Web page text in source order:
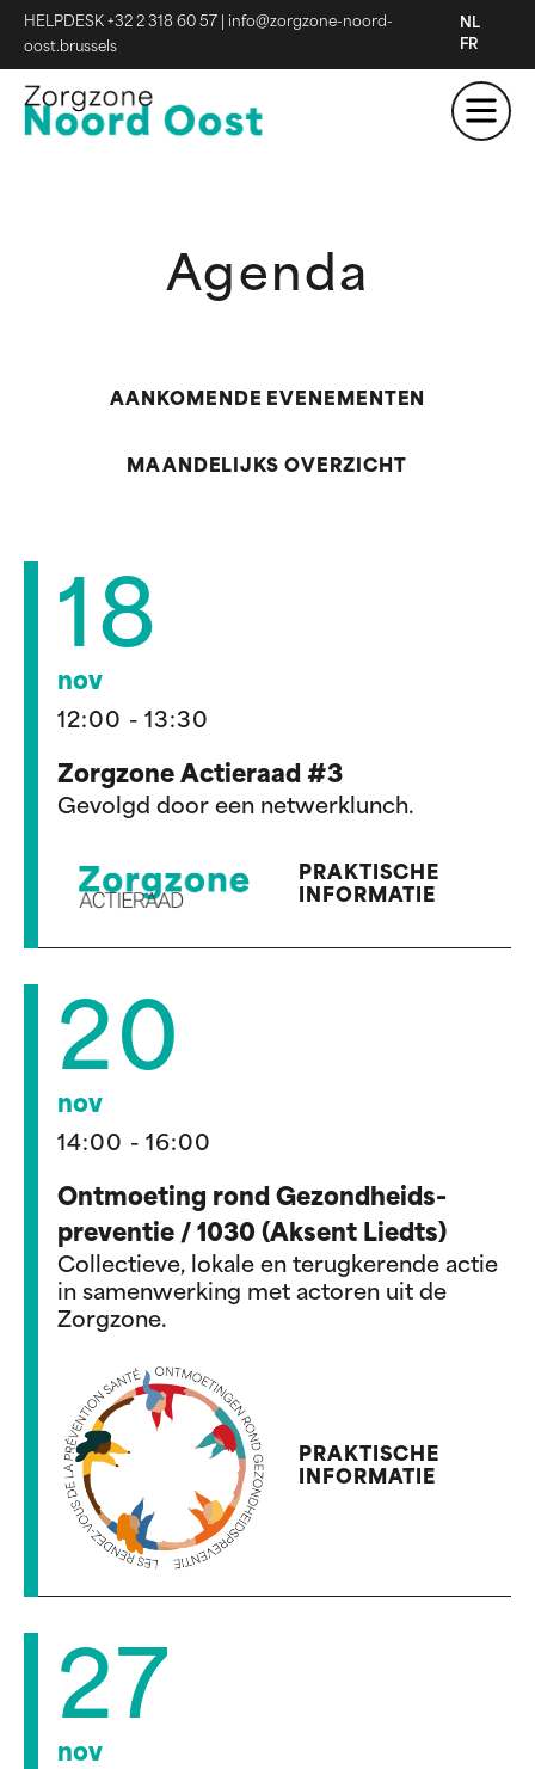
HELPDESK +32 2 318 60 57
info@zorgzone-noord-
oost.brussels
NL
FR
Agenda
AANKOMENDE EVENEMENTEN
MAANDELIJKS OVERZICHT
18
nov
12:00 - 13:30
Zorgzone Actieraad #3
Gevolgd door een netwerklunch.
PRAKTISCHE
INFORMATIE
20
nov
14:00 - 16:00
Ontmoeting rond Gezondheids-
preventie / 1030 (Aksent Liedts)
Collectieve, lokale en terugkerende actie
in samenwerking met actoren uit de
Zorgzone.
PRAKTISCHE
INFORMATIE
27
nov